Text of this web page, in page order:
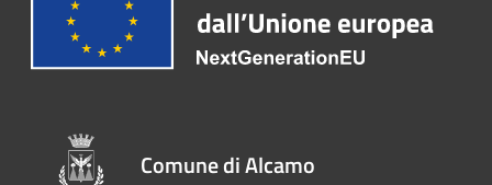
Comune di Alcamo